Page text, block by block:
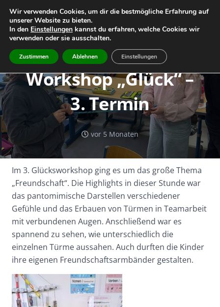
Home Leitbild
Geschichte
Workshop „Glück“ –
3. Termin
vor 5 Monaten
Im 3. Glücksworkshop ging es um das große Thema
„Freundschaft“. Die Highlights in dieser Stunde war
das pantomimische Darstellen verschiedener
Gefühle und das Erbauen von Türmen in Teamarbeit
mit verbundenen Augen. Anschließend war es
spannend zu sehen, wie unterschiedlich die
einzelnen Türme aussahen. Auch durften die Kinder
ihre eigenen Freundschaftsarmbänder gestalten.
Wir verwenden Cookies, um dir die bestmögliche Erfahrung auf
unserer Website zu bieten.
In den Einstellungen kannst du erfahren, welche Cookies wir
verwenden oder sie ausschalten.
Zustimmen Ablehnen Einstellungen